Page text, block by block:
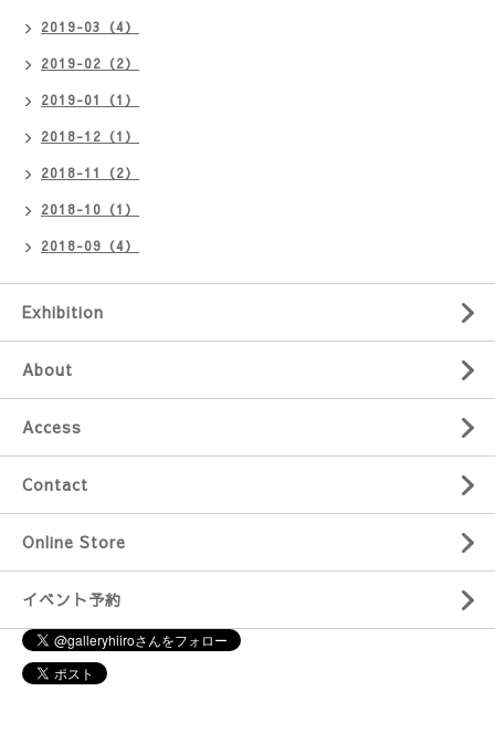
2019-03（4）
2019-02（2）
2019-01（1）
2018-12（1）
2018-11（2）
2018-10（1）
2018-09（4）
Exhibition
About
Access
Contact
Online Store
イベント予約